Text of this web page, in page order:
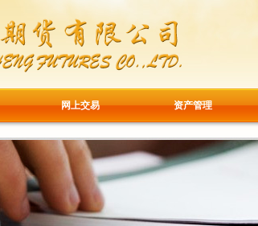
网上交易 资产管理